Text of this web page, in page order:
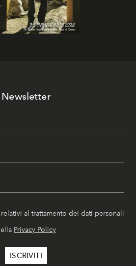
Newsletter
al trattamento dei dati personali
Privacy Policy